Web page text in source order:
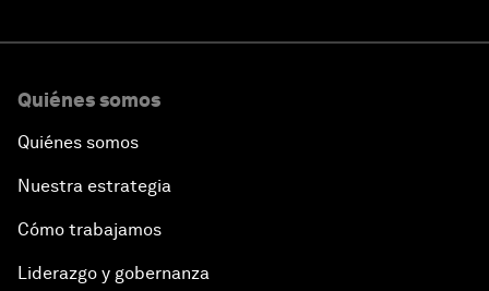
Quiénes somos
Quiénes somos
Nuestra estrategia
Cómo trabajamos
Liderazgo y gobernanza